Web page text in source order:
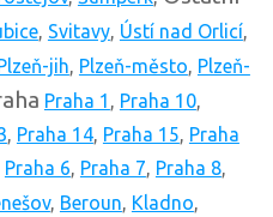
, Svitavy, Ústí nad Orlicí,
jih, Plzeň-město, Plzeň-
Praha 1 , Praha 10,
, Praha 14, Praha 15, Praha
Praha 6, Praha 7, Praha 8,
, Beroun, Kladno,